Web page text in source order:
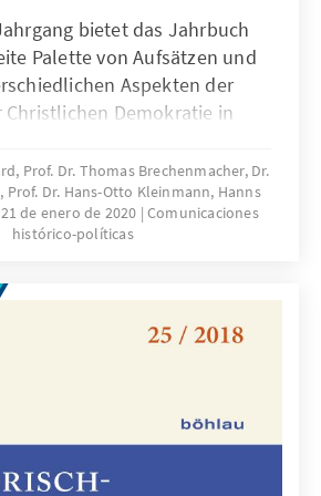
bietet das Jahrbuch
Palette von Aufsätzen und
Aspekten der
Christlichen Demokratie in
Konferenz zum
Demokraten im Exil«.
Prof. Dr. Thomas Brechenmacher, Dr.
Prof. Dr. Hans-Otto Kleinmann, Hanns
21 de enero de 2020 Comunicaciones
histórico-políticas